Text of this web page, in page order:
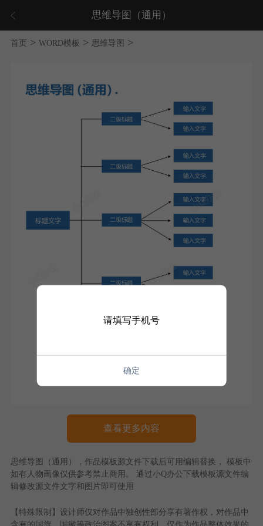
思维导图（通用）
首页 > WORD模板 > 思维导图 >
查看更多内容
思维导图（通用）
，作品模板源文件下载后可用编辑替换， 模板中
如有人物画像仅供参考禁止商用。 通过小Q办公下载模板源文件编
辑修改源文件文字和图片即可使用
【特殊限制】设计师仅对作品中独创性部分享有著作权，对作品中
请填写手机号
确定